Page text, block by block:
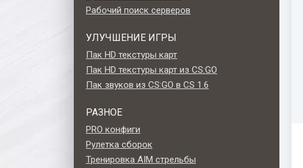
Рабочий поиск серверов
УЛУЧШЕНИЕ ИГРЫ
Пак HD текстуры карт
Пак HD текстуры карт из CS:GO
Пак звуков из CS:GO в CS 1.6
РАЗНОЕ
PRO конфиги
Рулетка сборок
Тренировка AIM стрельбы